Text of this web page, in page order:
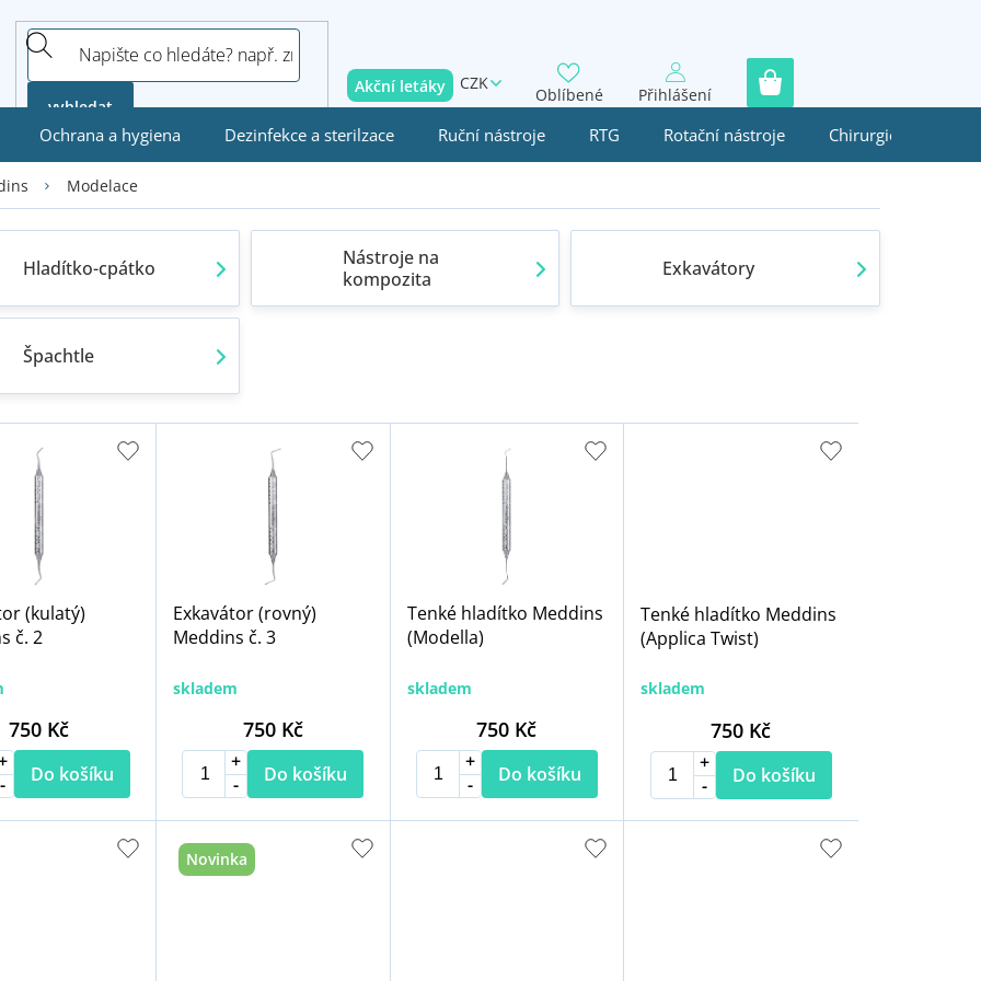
vyhledat
Akční letáky Oblíbené Přihlášení
CZK
Ochrana a hygiena Dezinfekce a sterilzace Ruční nástroje RTG Rotační nástroje Chirurgie
Modelace
Hladítko-cpátko
Nástroje na
kompozita
Exkavátory
Špachtle
(kulatý)
č. 2
750 Kč
Do košíku
Exkavátor (rovný)
Meddins č. 3
skladem
750 Kč
Do košíku
Tenké hladítko Meddins
(Modella)
skladem
750 Kč
Do košíku
Tenké hladítko Meddins
(Applica Twist)
skladem
750 Kč
Do košíku
Novinka